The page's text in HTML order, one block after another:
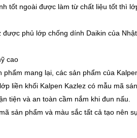
tốt ngoài được làm từ chất liệu tốt thì
được phủ lớp chống dính Daikin của
cao
phẩm mang lại, các sản phẩm của
liền khối Kalpen Kazlez có mẫu mã
tiện và an toàn cầm nắm khi đun nấu.
sản phẩm và màu sắc tất cả tạo nên